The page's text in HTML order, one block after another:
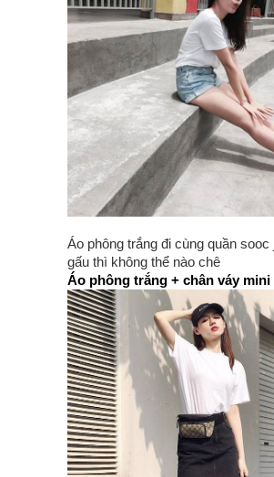
Áo phông trắng đi cùng quần sooc
gấu thì không thể nào chê
Áo phông trắng + chân váy mini